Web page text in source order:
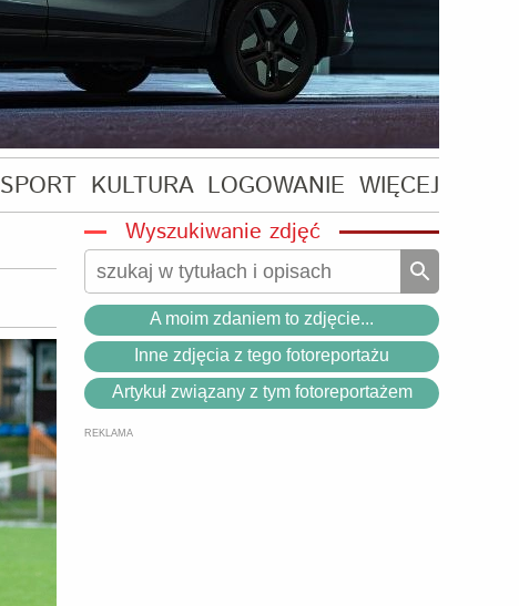
SPORT KULTURA LOGOWANIE WIĘCEJ
Wyszukiwanie zdjęć
A moim zdaniem to zdjęcie...
Inne zdjęcia z tego fotoreportażu
Artykuł związany z tym fotoreportażem